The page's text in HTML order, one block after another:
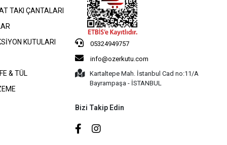
TAKI ÇANTALARI
KUTULARI
& TÜL
05324949757
info@ozerkutu.com
Kartaltepe Mah. İstanbul Cad no:11/A
Bayrampaşa - İSTANBUL
Bizi Takip Edin